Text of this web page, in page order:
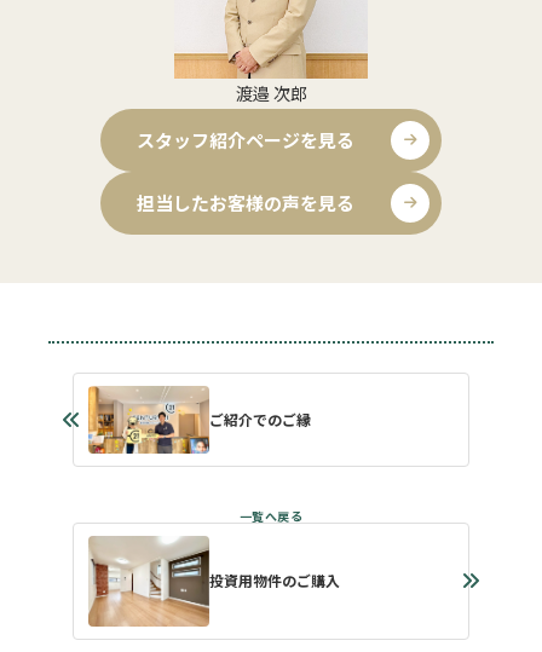
渡邉 次郎
スタッフ紹介ページを見る
担当したお客様の声を見る
ご紹介でのご縁
投資用物件のご購入